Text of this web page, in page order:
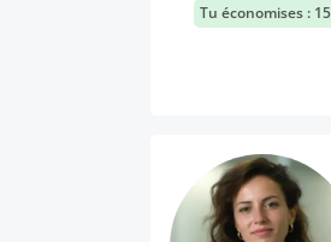
Tu économises :